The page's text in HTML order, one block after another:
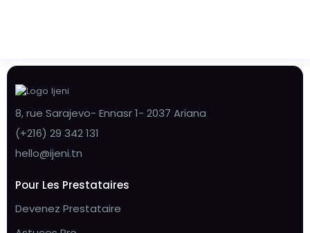
8, rue Sarajevo- Ennasr 1- 2037 Ariana
(+216) 29 342 131
hello@ijeni.tn
Pour Les Prestataires
Devenez Prestataire